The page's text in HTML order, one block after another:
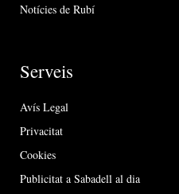
Notícies de Rubí
Serveis
Avís Legal
Privacitat
Cookies
Publicitat a Sabadell al dia